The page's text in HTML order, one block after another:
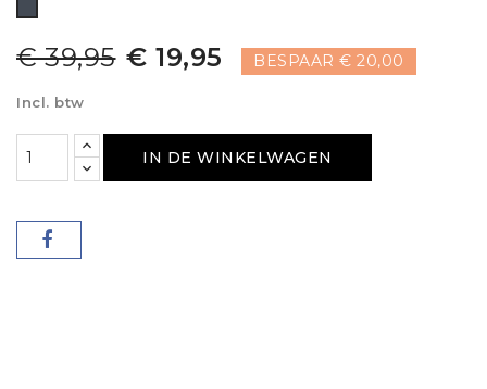
Zwart
€ 39,95 € 19,95 BESPAAR € 20,00
Incl. btw
IN DE WINKELWAGEN